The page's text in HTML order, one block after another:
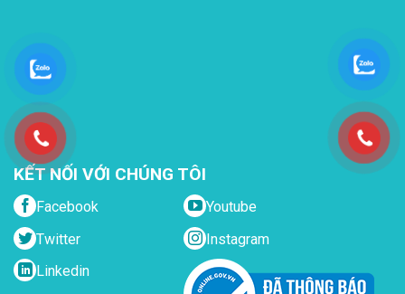
KẾT NỐI VỚI CHÚNG TÔI
Facebook
Youtube
Twitter
Instagram
Linkedin